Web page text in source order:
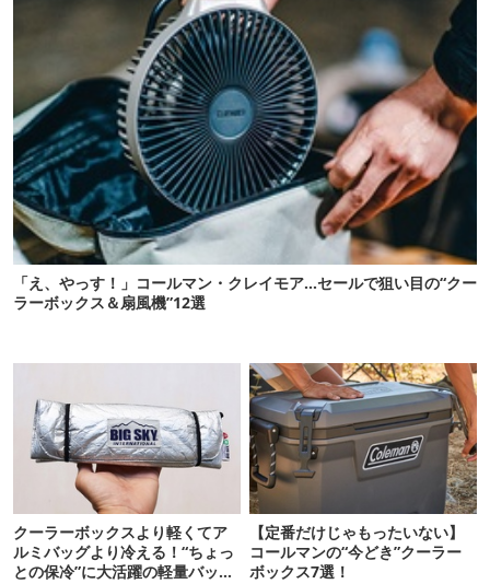
「え、やっす！」コールマン・クレイモア…セールで狙い目の“クー
ラーボックス＆扇風機”12選
クーラーボックスより軽くてア
ルミバッグより冷える！“ちょっ
との保冷”に大活躍の軽量バッグ
【定番だけじゃもったいない】
コールマンの“今どき”クーラー
ボックス7選！